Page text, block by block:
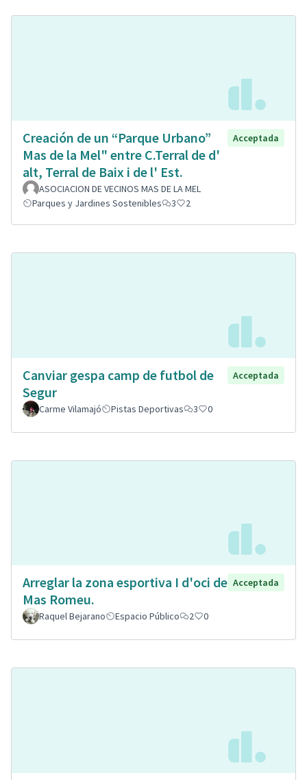
Creación de un “Parque Urbano”
Mas de la Mel" entre C.Terral de d'
alt, Terral de Baix i de l' Est.
Acceptada
ASOCIACION DE VECINOS MAS DE LA MEL
Parques y Jardines Sostenibles
3 2
Canviar gespa camp de futbol de
Segur
Acceptada
Carme Vilamajó Pistas Deportivas 3 0
Arreglar la zona esportiva I d'oci de
Mas Romeu.
Acceptada
Raquel Bejarano Espacio Público 2 0